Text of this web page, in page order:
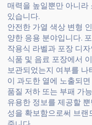
매력을 높일뿐만 아니라
있습니다.
안전한 가열 색상 변형
양한 응용 분야입니다.
작용식 라벨과 포장 디
식품 및 음료 포장에서
보관되었는지 여부를
이 과도한 열에 노출되
품질 저하 또는 부패 가
유용한 정보를 제공할
성을 확보함으로써 브랜